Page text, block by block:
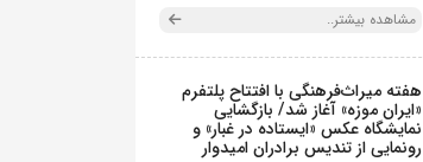
مشاهده بیشتر..
هفته میراث‌فرهنگی با افتتاح پلتفرم
«ایران موزه» آغاز شد/ بازگشایی
نمایشگاه عکس «ایستاده در غبار» و
رونمایی از تندیس برادران امیدوار